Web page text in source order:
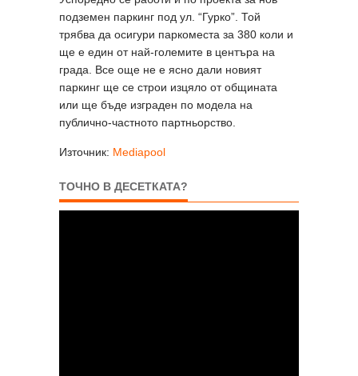
подземен паркинг под ул. “Гурко”. Той
трябва да осигури паркоместа за 380 коли и
ще е един от най-големите в центъра на
града. Все още не е ясно дали новият
паркинг ще се строи изцяло от общината
или ще бъде изграден по модела на
публично-частното партньорство.
Източник: Mediapool
ТОЧНО В ДЕСЕТКАТА?